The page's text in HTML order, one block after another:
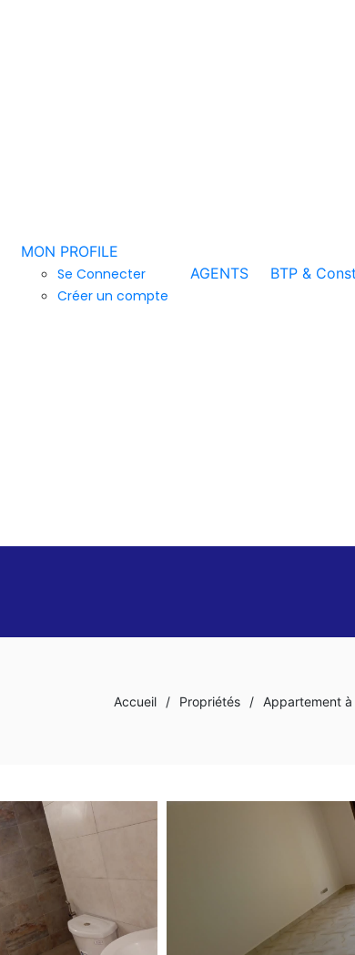
MON PROFILE
Se Connecter
Créer un compte
AGENTS BTP &
Accueil / Propriétés / Appartement à